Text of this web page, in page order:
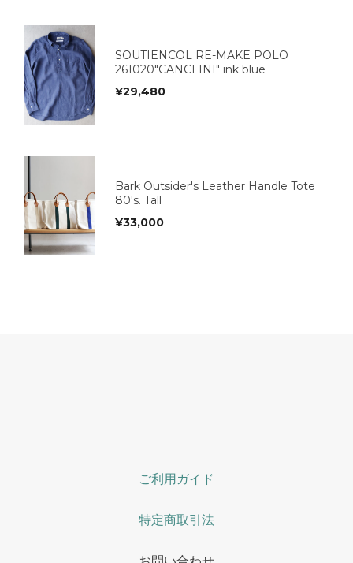
SOUTIENCOL RE-MAKE POLO
261020"CANCLINI" ink blue
¥29,480
Bark Outsider's Leather Handle Tote
80's. Tall
¥33,000
ご利用ガイド
特定商取引法